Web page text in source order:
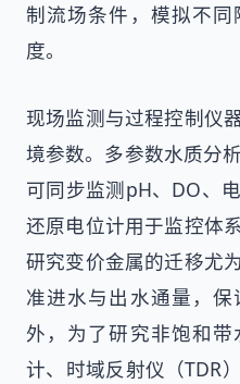
制流场条件，模拟不
度。
现场监测与过程控制仪
境参数。多参数水质分
可同步监测pH、DO、
还原电位计用于监控体
研究变价金属的迁移尤
准进水与出水通量，
外，为了研究非饱和
计、时域反射仪（TDR